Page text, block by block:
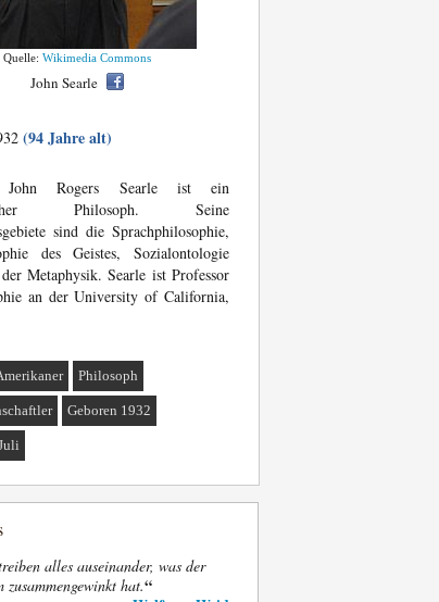
Quelle: Wikimedia Commons
John Searle
(94 Jahre alt)
John Rogers Searle ist ein
Philosoph. Seine
sind die Sprachphilosophie,
des Geistes, Sozialontologie
Metaphysik. Searle ist Professor
an der University of California,
Philosoph
Geboren 1932
alles auseinander, was der
hat.“